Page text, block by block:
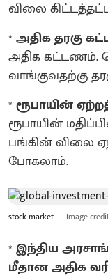
விலை
* அதிக தரகு
அதிக கட்டணம்.
வாங்குவதற்கு
* ரூபாயின்
ரூபாயின்
பங்கின் விலை
போகலாம்.
stock market... Image
* இந்திய
மீதான அதிக